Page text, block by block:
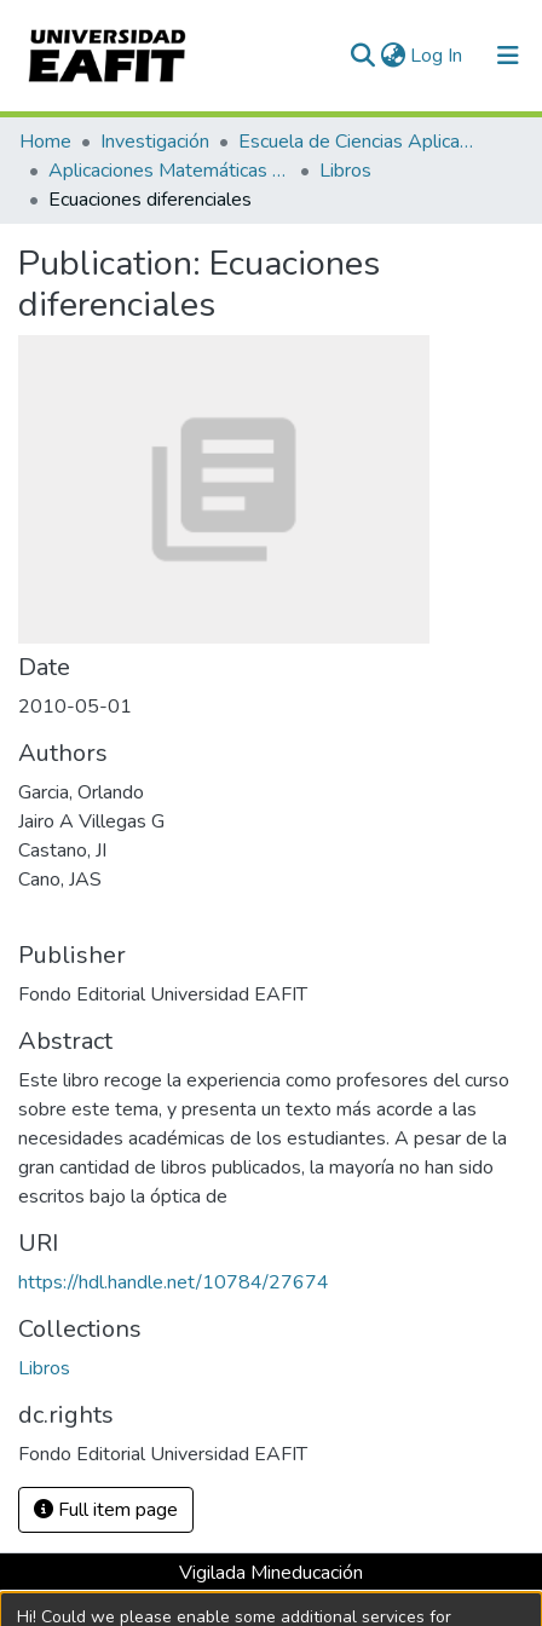
Log In (current)
Communities & Collections
All of DSpace
Home Investigación
Escuela de Ciencias Aplicadas e Ingeniería
Aplicaciones Matemáticas en Ciencias e Ingeniería
Libros
Ecuaciones diferenciales
Publication: Ecuaciones
diferenciales
Date
2010-05-01
Authors
Garcia, Orlando
Jairo A Villegas G
Castano, JI
Cano, JAS
Publisher
Fondo Editorial Universidad EAFIT
Abstract
Este libro recoge la experiencia como profesores del curso
sobre este tema, y presenta un texto más acorde a las
necesidades académicas de los estudiantes. A pesar de la
gran cantidad de libros publicados, la mayoría no han sido
escritos bajo la óptica de
URI
https://hdl.handle.net/10784/27674
Collections
Libros
dc.rights
Fondo Editorial Universidad EAFIT
Full item page
Vigilada Mineducación
Universidad con Acreditación Institucional hasta 2026 -
Hi! Could we please enable some additional services for